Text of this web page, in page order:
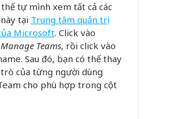
thể tự mình xem tất cả các
tại Trung tâm quản trị
Microsoft. Click vào
Manage Teams, rồi click vào
Sau đó, bạn có thể thay
của từng người dùng
cho phù hợp trong cột